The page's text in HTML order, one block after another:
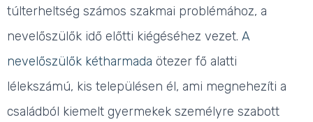
túlterheltség számos szakmai problémához, a
nevelőszülők idő előtti kiégéséhez vezet. A
nevelőszülők kétharmada ötezer fő alatti
lélekszámú, kis településen él, ami megnehezíti a
családból kiemelt gyermekek személyre szabott